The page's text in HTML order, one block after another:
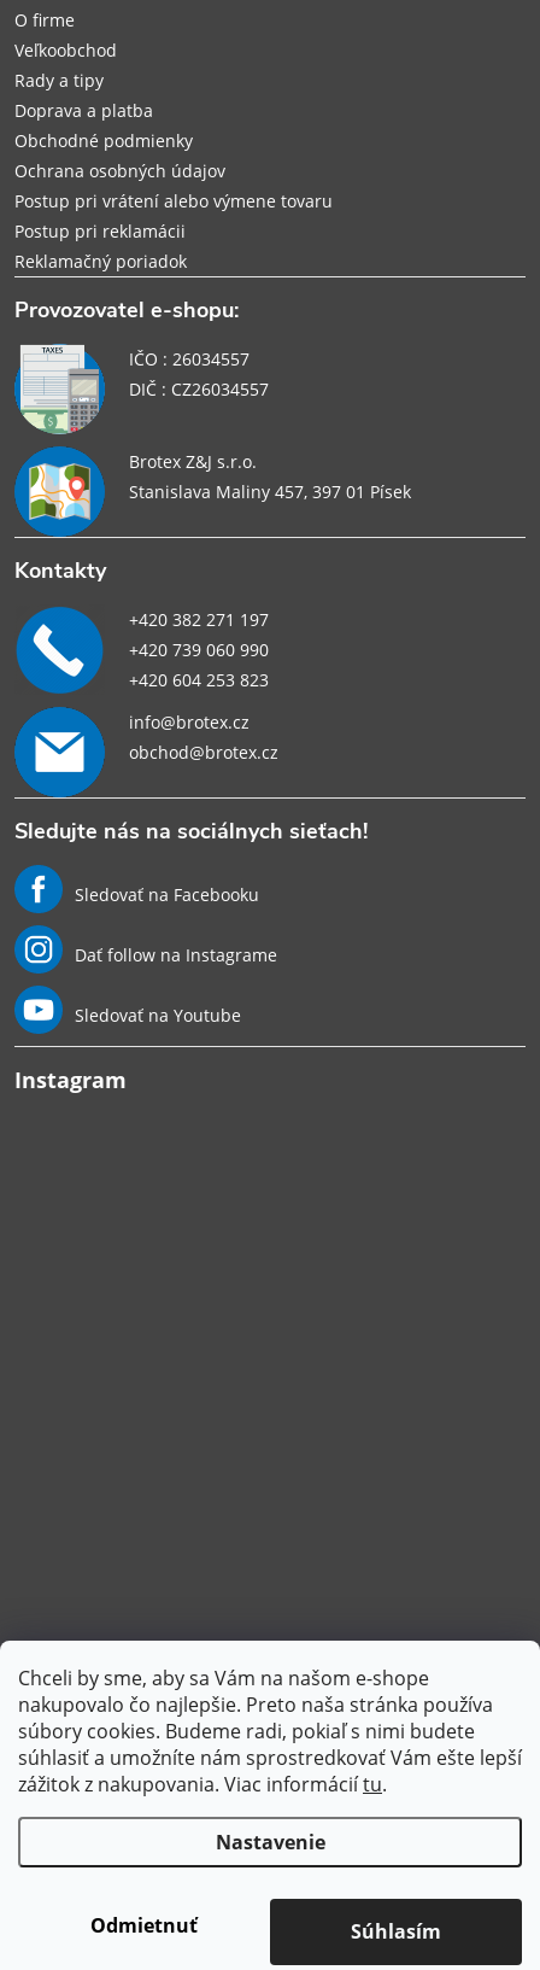
Chceli by sme, aby sa Vám na našom e-shope
nakupovalo čo najlepšie. Preto naša stránka používa
súbory cookies. Budeme radi, pokiaľ s nimi budete
súhlasiť a umožníte nám sprostredkovať Vám ešte lepší
zážitok z nakupovania. Viac informáciítu.
Nastavenie
Odmietnuť Súhlasím
e
O firme
Veľkoobchod
Rady a tipy
Doprava a platba
Obchodné podmienky
Ochrana osobných údajov
Postup pri vrátení alebo výmene tovaru
Postup pri reklamácii
Reklamačný poriadok
Provozovatel e-shopu:
IČO : 26034557
DIČ : CZ26034557
Brotex Z&J s.r.o.
Stanislava Maliny 457, 397 01 Písek
Kontakty
+420 382 271 197
+420 739 060 990
+420 604 253 823
info@brotex.cz
obchod@brotex.cz
Sledujte nás na sociálnych sieťach!
Sledovať na Facebooku
Dať follow na Instagrame
Sledovať na Youtube
Instagram
Sledovať na Instagrame
Copyright 2026Brotex | Kvalitný bytový textil. Všetky práva
Upraviť nastavenie cookies